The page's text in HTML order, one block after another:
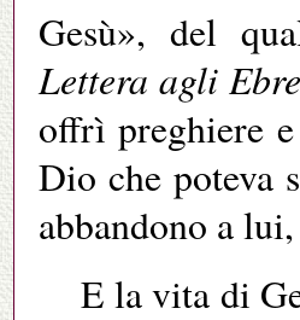
Gesù», del
Lettera agli
offrì preghiere
Dio che poteva
abbandono a
E la vita di